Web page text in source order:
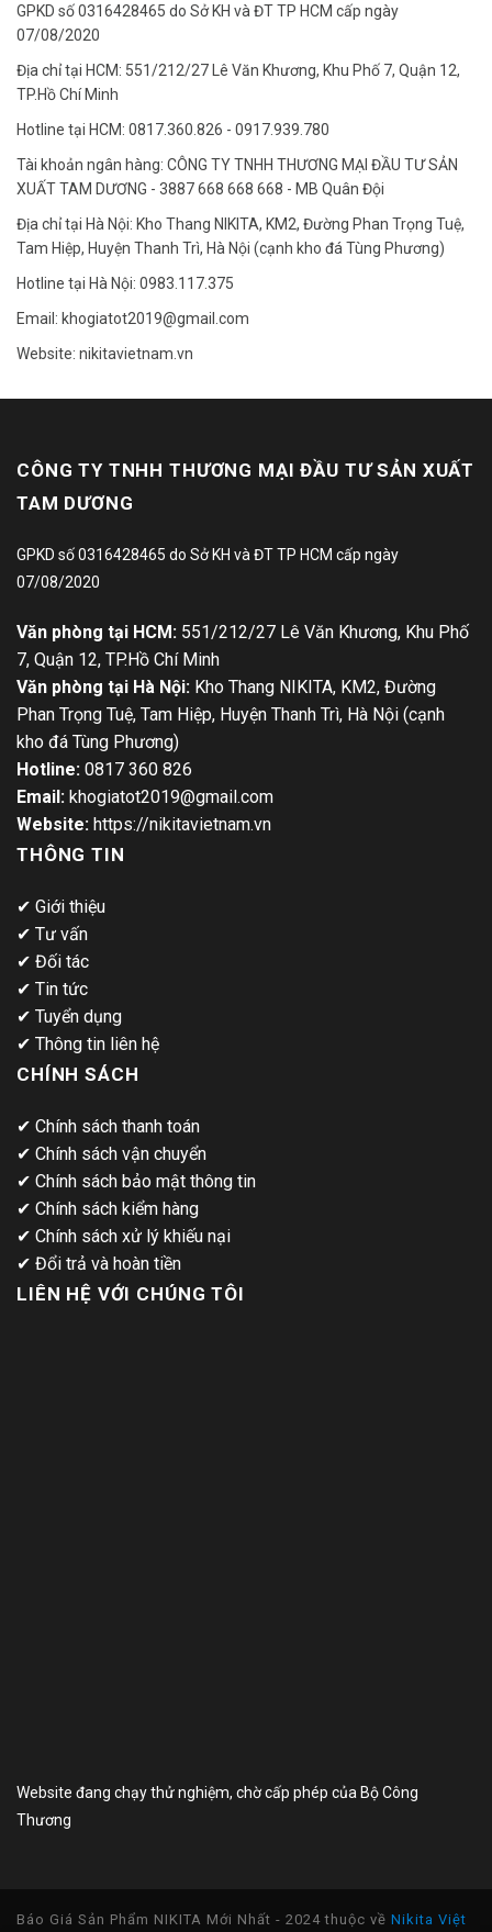
GPKD số 0316428465 do Sở KH và ĐT TP HCM cấp ngày
07/08/2020
Địa chỉ tại HCM: 551/212/27 Lê Văn Khương, Khu Phố 7, Quận 12,
TP.Hồ Chí Minh
Hotline tại HCM: 0817.360.826 - 0917.939.780
Tài khoản ngân hàng: CÔNG TY TNHH THƯƠNG MẠI ĐẦU TƯ SẢN
XUẤT TAM DƯƠNG - 3887 668 668 668 - MB Quân Đội
Địa chỉ tại Hà Nội: Kho Thang NIKITA, KM2, Đường Phan Trọng Tuệ,
Tam Hiệp, Huyện Thanh Trì, Hà Nội (cạnh kho đá Tùng Phương)
Hotline tại Hà Nội: 0983.117.375
Email: khogiatot2019@gmail.com
Website: nikitavietnam.vn
CÔNG TY TNHH THƯƠNG MẠI ĐẦU TƯ SẢN XUẤT
TAM DƯƠNG
GPKD số 0316428465 do Sở KH và ĐT TP HCM cấp ngày
07/08/2020
Văn phòng tại HCM: 551/212/27 Lê Văn Khương, Khu Phố
7, Quận 12, TP.Hồ Chí Minh
Văn phòng tại Hà Nội: Kho Thang NIKITA, KM2, Đường
Phan Trọng Tuệ, Tam Hiệp, Huyện Thanh Trì, Hà Nội (cạnh
kho đá Tùng Phương)
Hotline: 0817 360 826
Email: khogiatot2019@gmail.com
Website: https://nikitavietnam.vn
THÔNG TIN
✔ Giới thiệu
✔ Tư vấn
✔ Đối tác
✔ Tin tức
✔ Tuyển dụng
✔ Thông tin liên hệ
CHÍNH SÁCH
✔ Chính sách thanh toán
✔ Chính sách vận chuyển
✔ Chính sách bảo mật thông tin
✔ Chính sách kiểm hàng
✔ Chính sách xử lý khiếu nại
✔ Đổi trả và hoàn tiền
LIÊN HỆ VỚI CHÚNG TÔI
Website đang chạy thử nghiệm, chờ cấp phép của Bộ Công
Thương
Báo Giá Sản Phẩm NIKITA Mới Nhất - 2024 thuộc về Nikita Việt